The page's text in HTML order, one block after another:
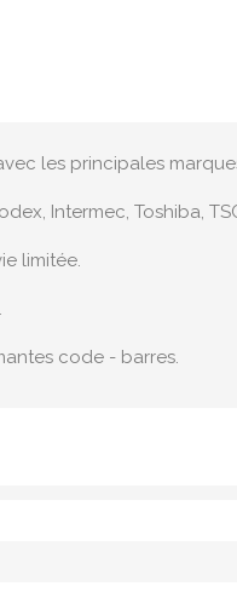
les principales
Intermec, Toshiba,
limitée.
code - barres.